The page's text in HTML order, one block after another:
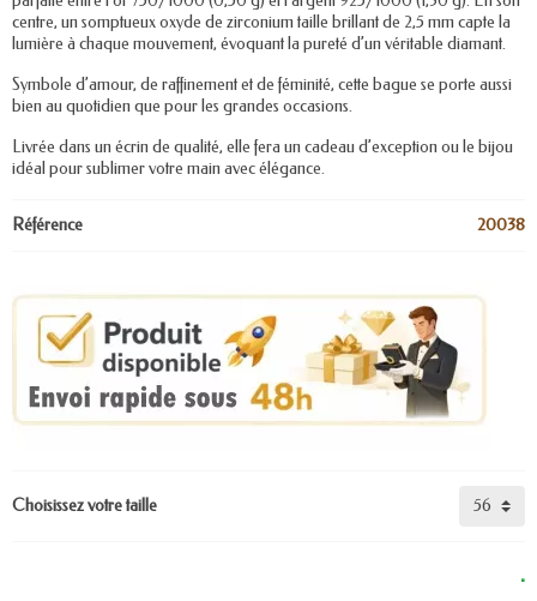
centre, un somptueux oxyde de zirconium taille brillant de 2,5 mm capte la
lumière à chaque mouvement, évoquant la pureté d’un véritable diamant.
Symbole d’amour, de raffinement et de féminité, cette bague se porte aussi
bien au quotidien que pour les grandes occasions.
Livrée dans un écrin de qualité, elle fera un cadeau d’exception ou le bijou
idéal pour sublimer votre main avec élégance.
Référence 20038
Choisissez votre taille
.